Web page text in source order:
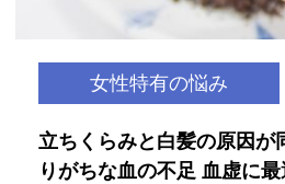
女性特有の悩み
立ちくらみと白髪の原因が
りがちな血の不足 血虚に